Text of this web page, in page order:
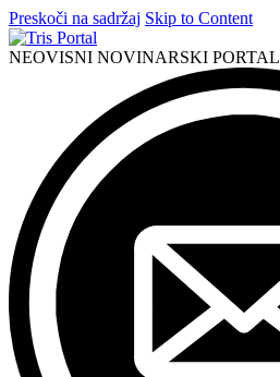
Preskoči na sadržaj Skip to Content
NEOVISNI NOVINARSKI PORTAL